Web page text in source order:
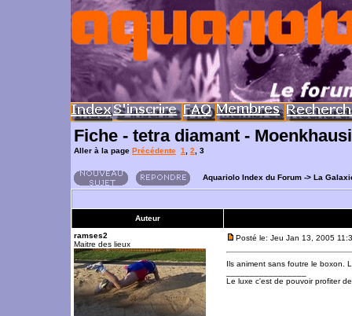
Fiche - tetra diamant -
Aller à la page Précédente 1 2 3
Aquariolo Index du Forum -> La
Auteur
ramses2
Maitre des lieux
Posté le: Jeu Jan 13, 2005
Ils animent sans foutre le boxon.
Le luxe c'est de pouvoir profiter